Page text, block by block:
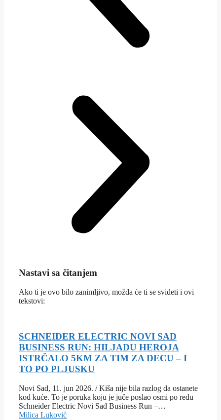
Nastavi sa čitanjem
Ako ti je ovo bilo zanimljivo, možda će ti se svideti i ovi
tekstovi:
SCHNEIDER ELECTRIC NOVI SAD
BUSINESS RUN: HILJADU HEROJA
ISTRČALO 5KM ZA TIM ZA DECU – I
TO PO PLJUSKU
Novi Sad, 11. jun 2026. / Kiša nije bila razlog da ostanete
kod kuće. To je poruka koju je juče poslao osmi po redu
Schneider Electric Novi Sad Business Run –…
Milica Luković